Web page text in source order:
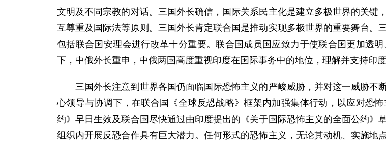
文明及不同宗教的对话。三国外长确信，国际关系民主化是建立多极世界的关键
互尊重及国际法等原则。三国外长肯定联合国是推动实现多极世界的重要舞台。
包括联合国安理会进行改革十分重要。联合国成员国应致力于使联合国更加透
下，中俄外长重申，中俄两国高度重视印度在国际事务中的地位，理解并支持印
三国外长注意到世界各国仍面临国际恐怖主义的严峻威胁，并对这一威胁不
心领导与协调下，在联合国《全球反恐战略》框架内加强集体行动，以应对恐
约》早日生效及联合国尽快通过由印度提出的《关于国际恐怖主义的全面公约
组织内开展反恐合作具有巨大潜力。任何形式的恐怖主义，无论其动机、实施地